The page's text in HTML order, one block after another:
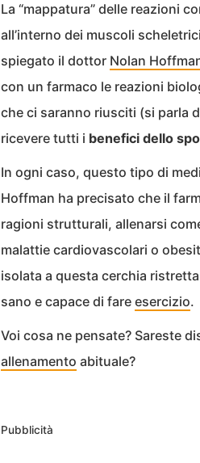
La “mappatura” delle reazioni
all’interno dei muscoli
spiegato il dottor Nolan
con un farmaco le reazioni
che ci saranno riusciti (si parla
ricevere tutti i benefici dello
In ogni caso, questo tipo di
Hoffman ha precisato che il
ragioni strutturali, allenarsi
malattie cardiovascolari o
isolata a questa cerchia
sano e capace di fare esercizio.
Voi cosa ne pensate? Sareste
allenamento abituale?
Pubblicità